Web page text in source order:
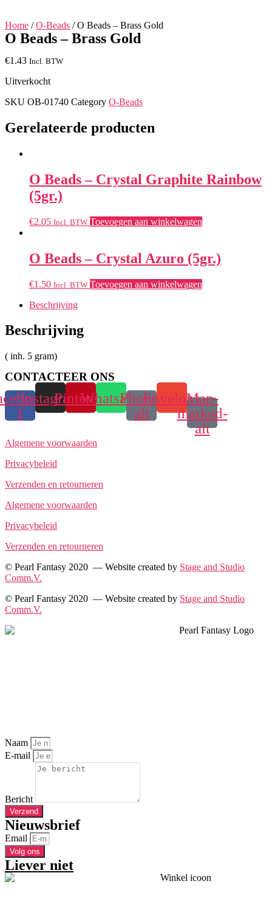
Home /O-Beads / O Beads – Brass Gold
O Beads – Brass Gold
€1.43 Incl. BTW
Uitverkocht
SKU OB-01740 Category O-Beads
Gerelateerde producten
O Beads – Crystal Graphite Rainbow
(5gr.)
€2.05 Incl. BTW Toevoegen aan winkelwagen
O Beads – Crystal Azuro (5gr.)
€1.50 Incl. BTW Toevoegen aan winkelwagen
Beschrijving
Beschrijving
( inh. 5 gram)
CONTACTEER ONS
f
InstagramPinterestWhatsappPhone-
alt
EnvelopeMap-
marked-
alt
Algemene voorwaarden
Privacybeleid
Verzenden en retourneren
Algemene voorwaarden
Privacybeleid
Verzenden en retourneren
© Pearl Fantasy 2020 — Website created by Stage and Studio
Comm.V.
© Pearl Fantasy 2020 — Website created by Stage and Studio
Comm.V.
Naam
E-mail
Bericht
Verzend
Nieuwsbrief
Email
Volg ons
Liever niet